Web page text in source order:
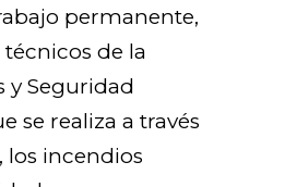
permanente,
de la
y Seguridad
se realiza a través
incendios